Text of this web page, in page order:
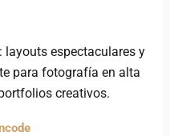
layouts espectaculares y
para fotografía en alta
creativos.